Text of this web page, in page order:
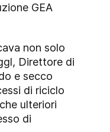
GEA
non solo
Direttore di
e secco
di riciclo
ulteriori
di